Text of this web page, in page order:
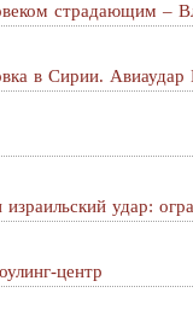
страдающим –
в Сирии. Авиаудар
удар:
центр